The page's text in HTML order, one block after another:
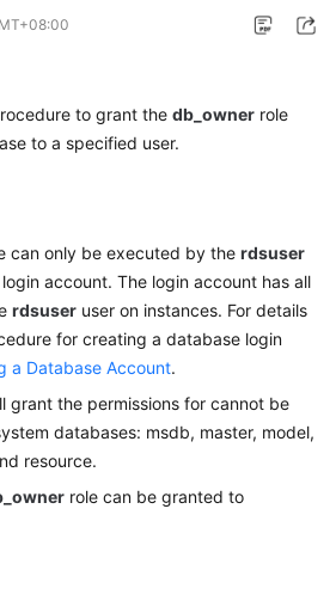
to grant the db_owner role
to a specified user.
can only be executed by the rdsuser
account. The login account has all
rdsuser user on instances. For details
for creating a database login
a Database Account.
grant the permissions for cannot be
databases: msdb, master, model,
resource.
role can be granted to